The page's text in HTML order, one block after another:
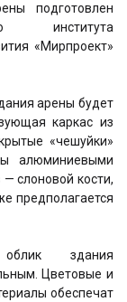
подготовлен
института
«Мирпроект»
арены будет
каркас из
«чешуйки»
алюминиевыми
— слоновой кости,
предполагается
облик здания
Цветовые и
обеспечат